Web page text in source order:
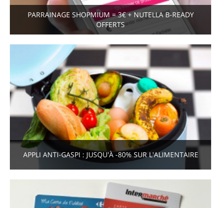
PARRAINAGE SHOPMIUM = 3€ + NUTELLA B-READY
OFFERTS
APPLI ANTI-GASPI : JUSQU'À -80% SUR L'ALIMENTAIRE